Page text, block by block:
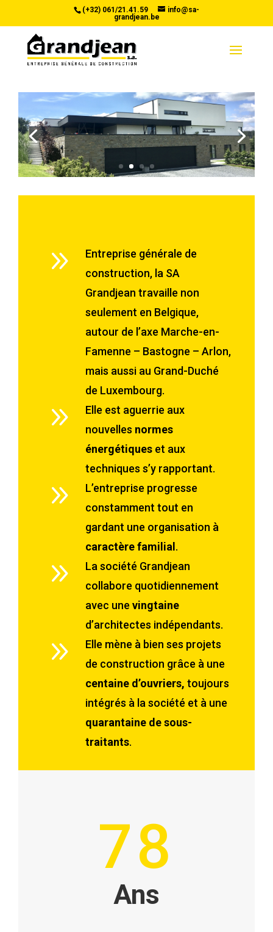
(+32) 061/21.41.59
info@sa-
grandjean.be
Appartements
9
Entreprise générale de
construction, la SA
Grandjean travaille non
seulement en Belgique,
autour de l’axe Marche-en-
Famenne – Bastogne – Arlon,
mais aussi au Grand-Duché
de Luxembourg.
9
Elle est aguerrie aux
nouvelles normes
énergétiques et aux
techniques s’y rapportant.
9
L’entreprise progresse
constamment tout en
gardant une organisation à
caractère familial .
9
La société Grandjean
collabore quotidiennement
avec une vingtaine
d’architectes indépendants.
9
Elle mène à bien ses projets
de construction grâce à une
centaine d’ouvriers, toujours
intégrés à la société et à une
quarantaine de sous-
traitants.
78
Ans